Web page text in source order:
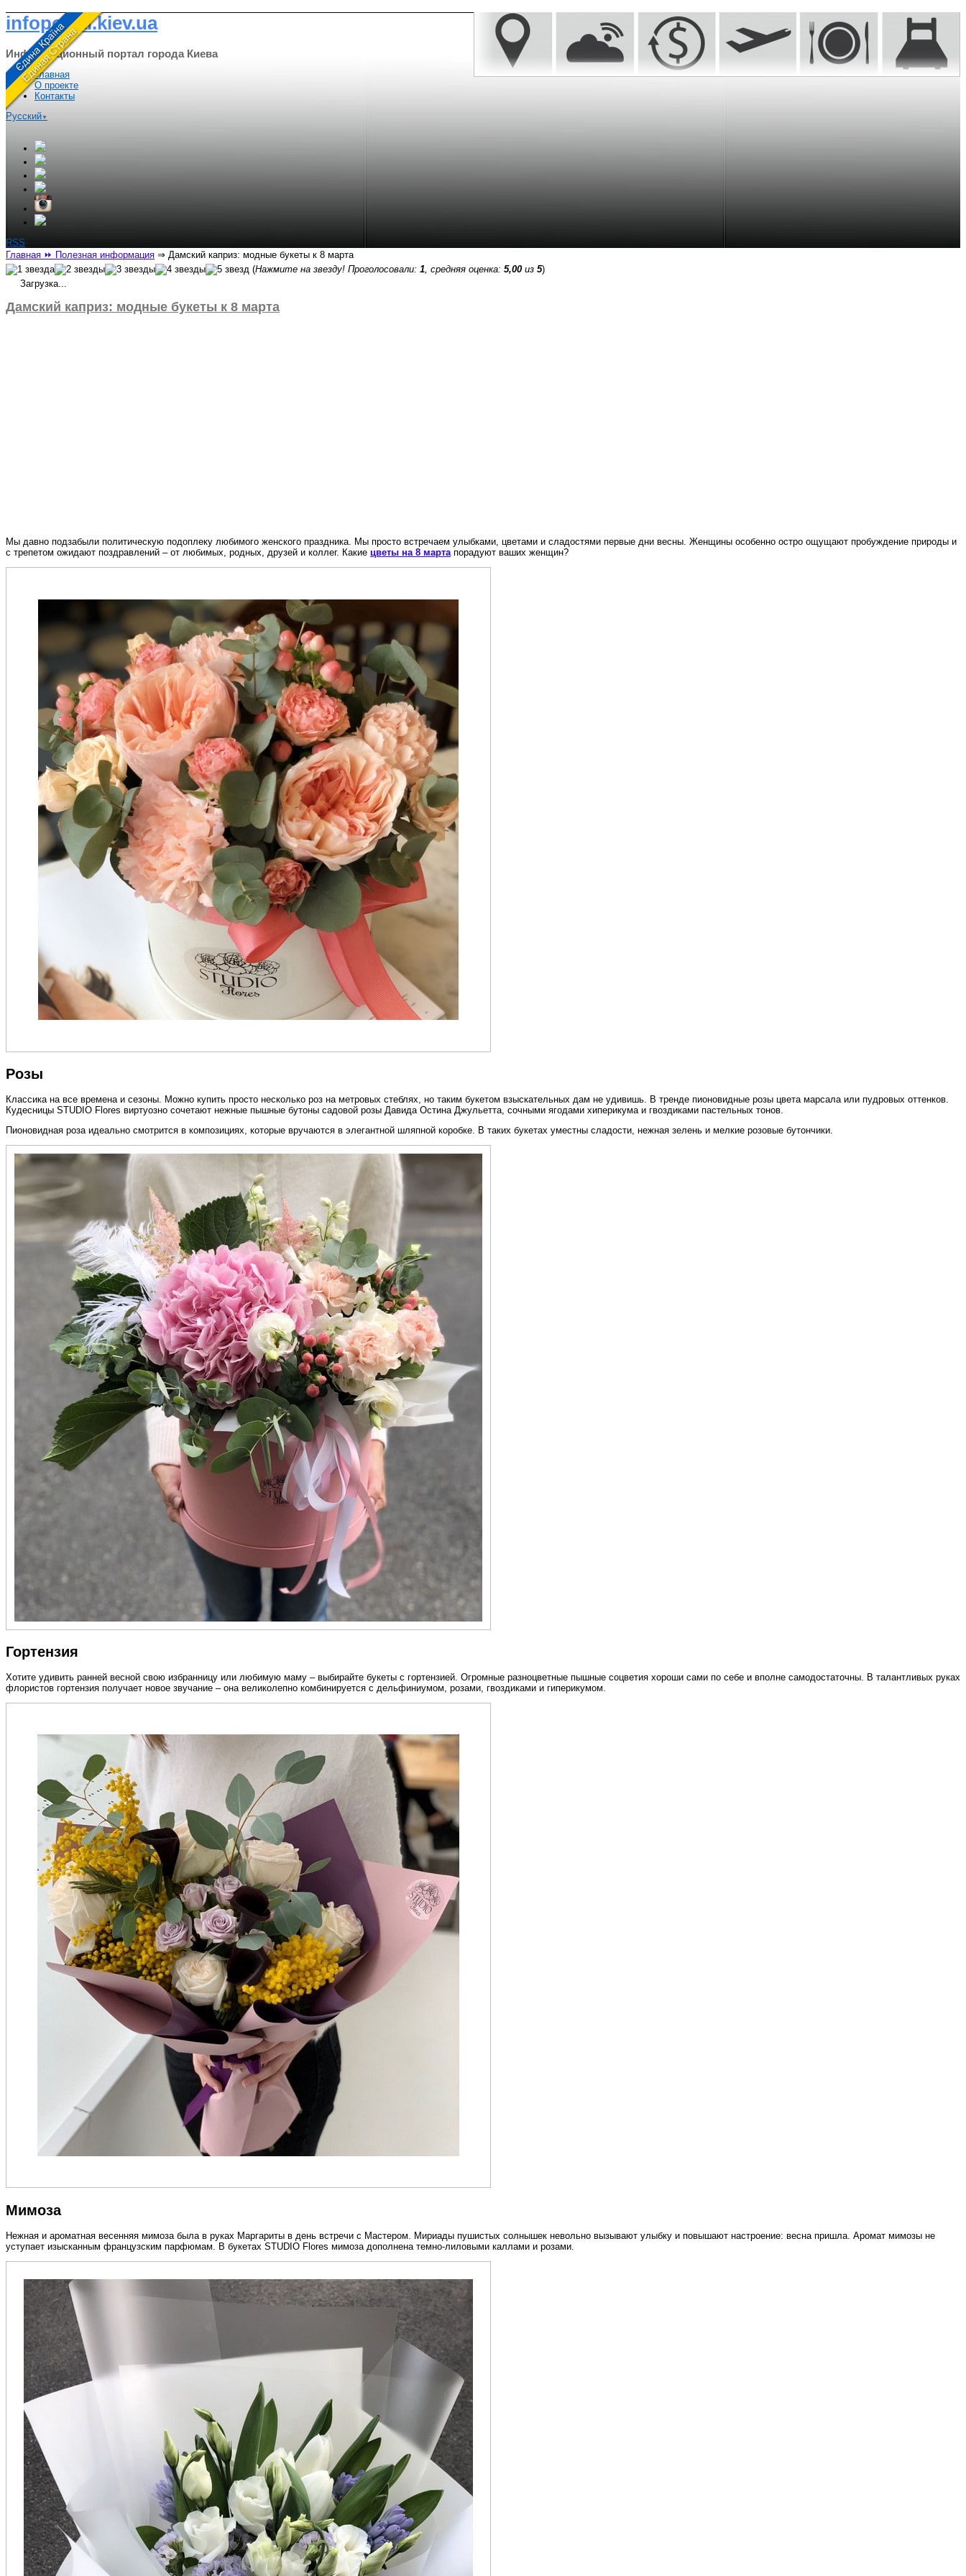
infoportal.kiev.ua
Информационный портал города Киева
Главная
О проекте
Контакты
Русский ▼
RSS
Главная ⏩ Полезная информация ⇒ Дамский каприз: модные букеты к 8 марта
(Нажмите на звезду! Проголосовали: 1 , средняя оценка: 5,00 из 5)
Загрузка...
Дамский каприз: модные букеты к 8 марта
Мы давно подзабыли политическую подоплеку любимого женского праздника. Мы просто встречаем улыбками, цветами и сладостями первые дни весны. Женщины особенно остро ощущают пробуждение природы и
с трепетом ожидают поздравлений – от любимых, родных, друзей и коллег. Какие цветы на 8 марта порадуют ваших женщин?
Розы
Классика на все времена и сезоны. Можно купить просто несколько роз на метровых стеблях, но таким букетом взыскательных дам не удивишь. В тренде пионовидные розы цвета марсала или пудровых оттенков.
Кудесницы STUDIO Flores виртуозно сочетают нежные пышные бутоны садовой розы Давида Остина Джульетта, сочными ягодами хиперикума и гвоздиками пастельных тонов.
Пионовидная роза идеально смотрится в композициях, которые вручаются в элегантной шляпной коробке. В таких букетах уместны сладости, нежная зелень и мелкие розовые бутончики.
Гортензия
Хотите удивить ранней весной свою избранницу или любимую маму – выбирайте букеты с гортензией. Огромные разноцветные пышные соцветия хороши сами по себе и вполне самодостаточны. В талантливых руках
флористов гортензия получает новое звучание – она великолепно комбинируется с дельфиниумом, розами, гвоздиками и гиперикумом.
Мимоза
Нежная и ароматная весенняя мимоза была в руках Маргариты в день встречи с Мастером. Мириады пушистых солнышек невольно вызывают улыбку и повышают настроение: весна пришла. Аромат мимозы не
уступает изысканным французским парфюмам. В букетах STUDIO Flores мимоза дополнена темно-лиловыми каллами и розами.